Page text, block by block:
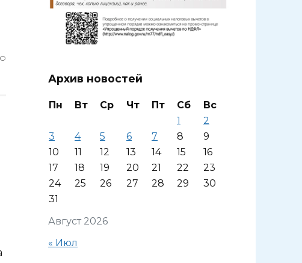
Архив новостей
Август 2026
Пн Вт Ср Чт Пт Сб
Вс
1
2
3
4 5 6 7 8
9
10
11 12 13 14 15
16
17
18 19 20 21 22
23
24
25 26 27 28 29
30
31
« Июл